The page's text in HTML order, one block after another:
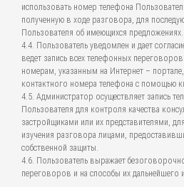
использовать номер телефона
полученную в ходе разговора, для
Пользователя об имеющихся предложениях.
4.4. Пользователь уведомлен и дает
ведет запись всех телефонных
номерам, указанным на Интернет –
контактного номера телефона с помощью
4.5. Администратор осуществляет запись
Пользователя для контроля качества
застройщиками или их представителями,
изучения разговора лицами,
собственной защиты.
4.6. Пользователь выражает
переговоров и на способы их дальнейшего